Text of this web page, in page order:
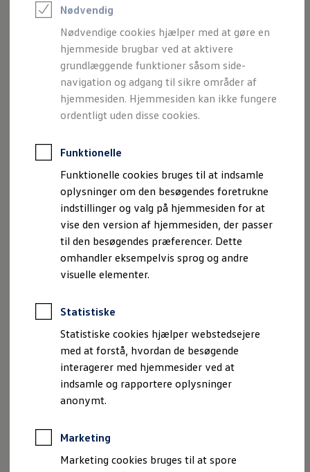
Nødvendig
Nødvendige cookies hjælper med at gøre en
hjemmeside brugbar ved at aktivere
grundlæggende funktioner såsom side-
navigation og adgang til sikre områder af
hjemmesiden. Hjemmesiden kan ikke fungere
ordentligt uden disse cookies.
Funktionelle
Funktionelle cookies bruges til at indsamle
oplysninger om den besøgendes foretrukne
indstillinger og valg på hjemmesiden for at
vise den version af hjemmesiden, der passer
til den besøgendes præferencer. Dette
omhandler eksempelvis sprog og andre
visuelle elementer.
Statistiske
Statistiske cookies hjælper webstedsejere
med at forstå, hvordan de besøgende
interagerer med hjemmesider ved at
indsamle og rapportere oplysninger
anonymt.
Marketing
Marketing cookies bruges til at spore
Lær din ID. at kende
Varmepumpe
Energieffektivitet
Teaser Battery Regulation
Software og konnektivitet
ID. Software 6.0
ID.- softwareversioner og opdateringer
Grænseflader til din ID.
Køb og leasing
Lagerbiler til hurtig levering
Book en prøvetur
Bestil et tilbud
Brugte biler
Pendlerleasing
Budgetberegner
Firmabil
Vejen til en ny Volkswagen
Online Privatleasing
Finansiering og forsikring
Volkswagen Forsikring
Volkswagen Finansiering
Ejere og services
Book tid på værkstedet
Service
Serviceabonnementer
Service 5+
Service på elbiler
Prismatch
Fordele ved autoriseret værksted
Brugbar information
Servicefordele
Digitale ekstrafunktioner
Se tjenesterne til din model
Volkswagen-apps, login og shop
Die vorläufigen technischen Daten des ID. Cross.
Køresystem MEB+, forhjulstræk
Batteristørrelse
37 kWh og 52 kWh
Ydelse med 37-
85 kW (116 hk) og 99 kW
Ydelse med 52-
kWh-batteri
155 kW (211 hk)
Lade effekt DC
90 kW (med 37 kWh) og
105 kW (med 52 kWh)
160 km/h med 155 kW
4.153 mm